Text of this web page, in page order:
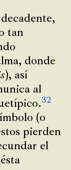
tan
donde
), así
al
32
(o
pierden
el